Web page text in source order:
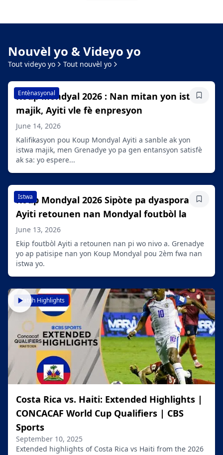
Nouvèl yo & Videyo yo
Tout videyo yo Tout nouvèl yo
Entènasyonal
Sove
Koup Mondyal 2026 : Nan mitan yon istwa
majik, Ayiti vle fè enpresyon
June 14, 2026
Kalifikasyon pou Koup Mondyal Ayiti a sanble ak yon
istwa majik, men Grenadye yo pa gen entansyon satisfè
ak sa: yo espere...
Istwa
Sove
Koup Mondyal 2026 Sipòte pa dyaspora li,
Ayiti retounen nan Mondyal foutbòl la
June 13, 2026
Ekip foutbòl Ayiti a retounen nan pi wo nivo a. Grenadye
yo ap patisipe nan yon Koup Mondyal pou 2èm fwa nan
istwa yo.
Match Highlights
Videyo yo
Costa Rica vs. Haiti: Extended Highlights |
CONCACAF World Cup Qualifiers | CBS
Sports
September 10, 2025
Extended highlights of Costa Rica vs Haiti from the 2026